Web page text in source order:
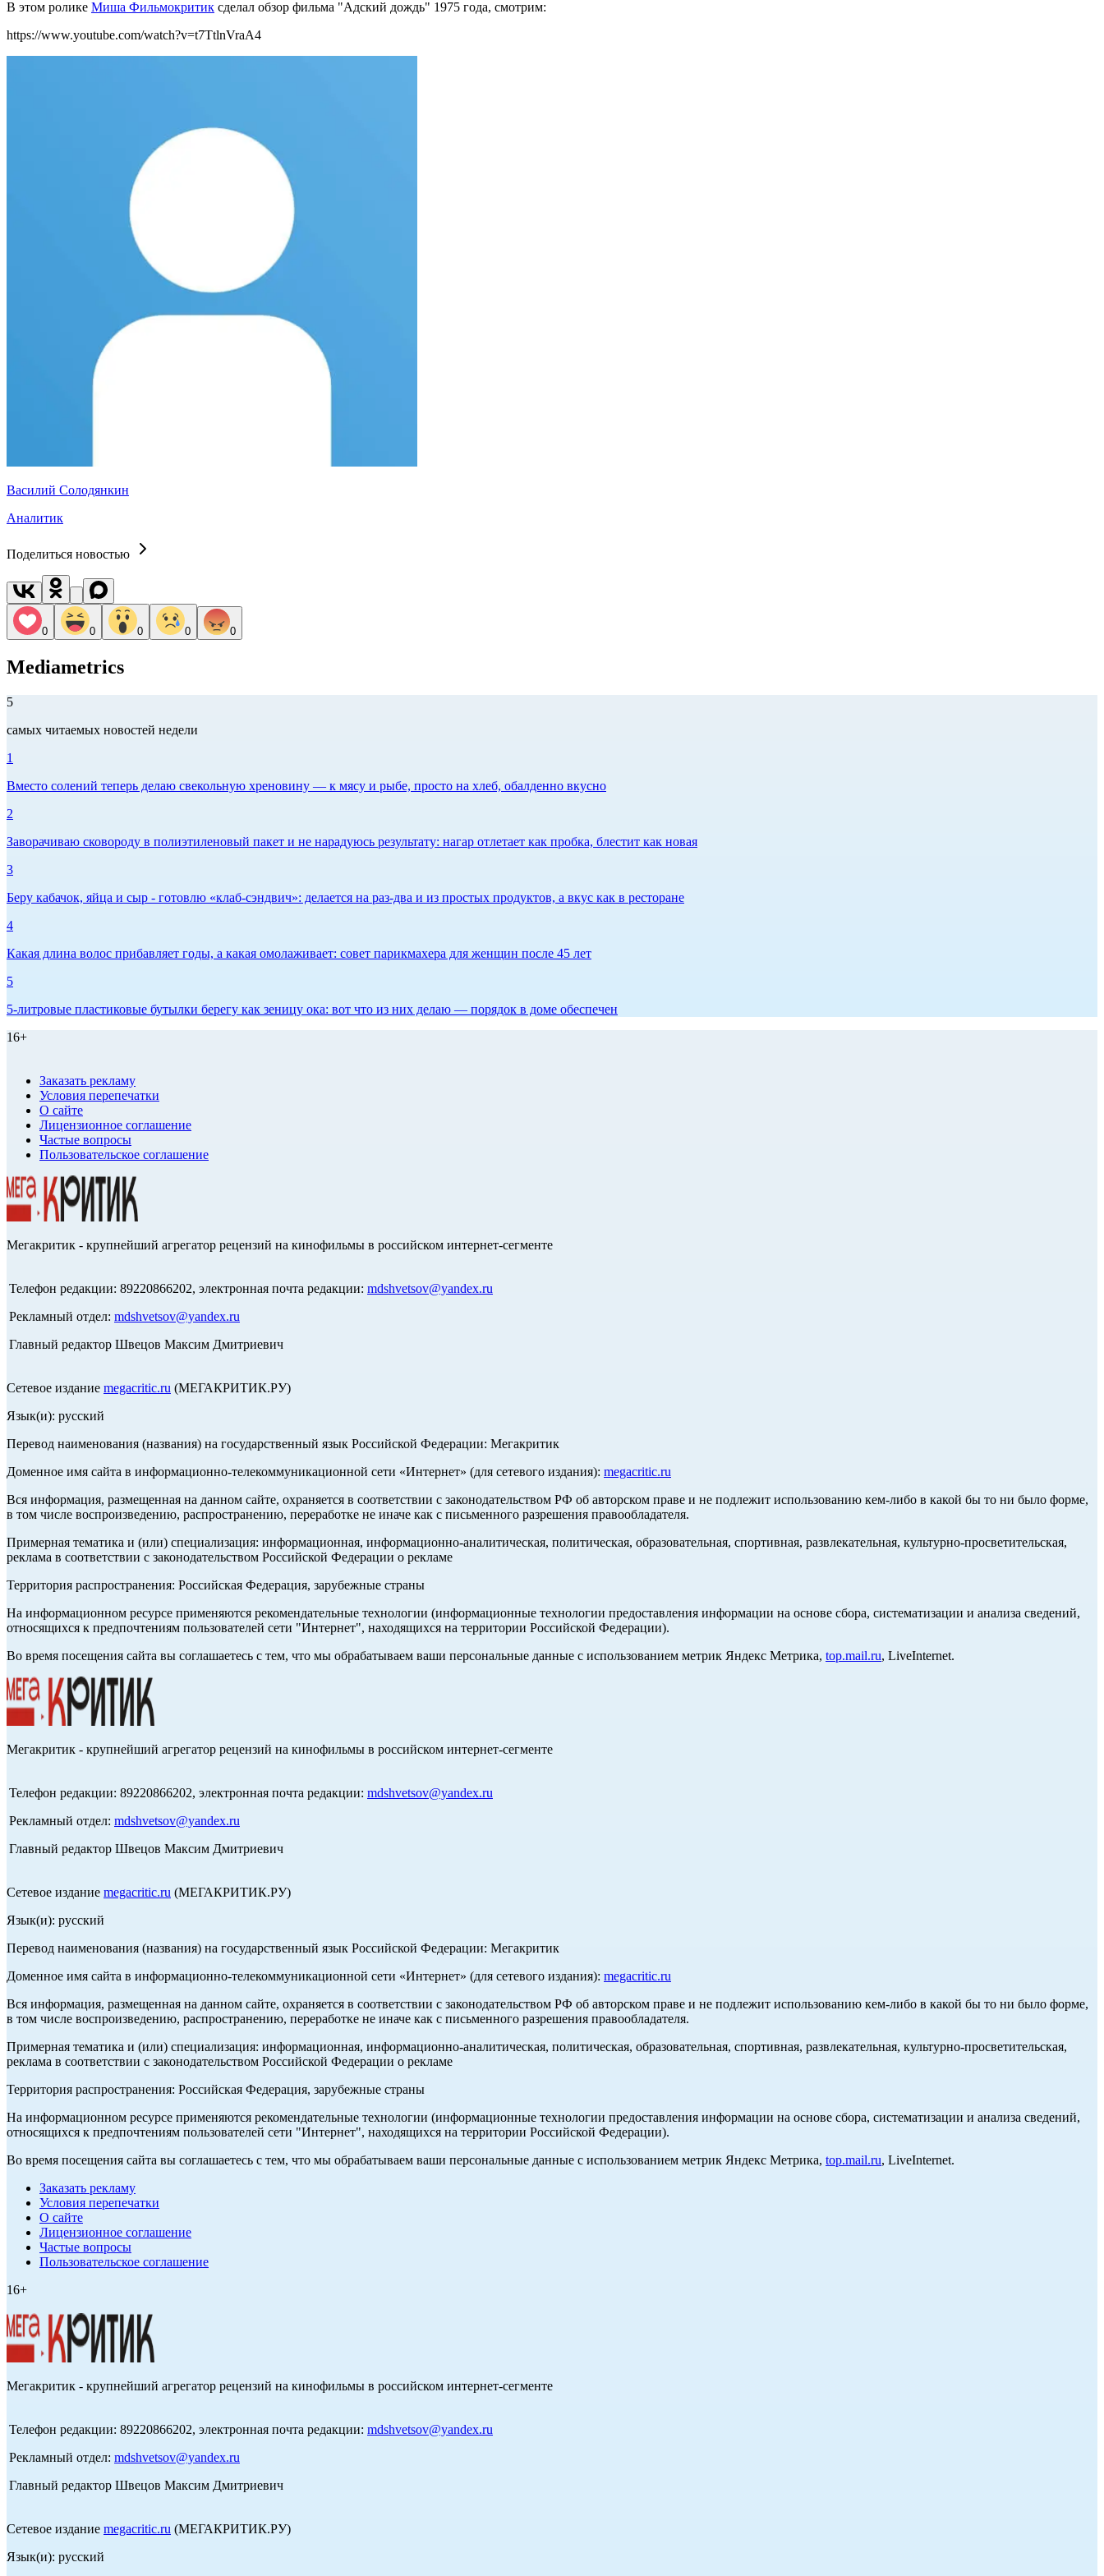
В этом ролике Миша Фильмокритик сделал обзор фильма "Адский дождь" 1975 года, смотрим:
https://www.youtube.com/watch?v=t7TtlnVraA4
Василий Солодянкин
Аналитик
Поделиться новостью
0 0 0 0 0
Mediametrics
5
самых читаемых новостей недели
1
Вместо солений теперь делаю свекольную хреновину — к мясу и рыбе, просто на хлеб, обалденно вкусно
2
Заворачиваю сковороду в полиэтиленовый пакет и не нарадуюсь результату: нагар отлетает как пробка, блестит как новая
3
Беру кабачок, яйца и сыр - готовлю «клаб-сэндвич»: делается на раз-два и из простых продуктов, а вкус как в ресторане
4
Какая длина волос прибавляет годы, а какая омолаживает: совет парикмахера для женщин после 45 лет
5
5-литровые пластиковые бутылки берегу как зеницу ока: вот что из них делаю — порядок в доме обеспечен
16+
Заказать рекламу
Условия перепечатки
О сайте
Лицензионное соглашение
Частые вопросы
Пользовательское соглашение
Мегакритик - крупнейший агрегатор рецензий на кинофильмы в российском интернет-сегменте
Телефон редакции: 89220866202, электронная почта редакции: mdshvetsov@yandex.ru
Рекламный отдел: mdshvetsov@yandex.ru
Главный редактор Швецов Максим Дмитриевич
Сетевое издание megacritic.ru (МЕГАКРИТИК.РУ)
Язык(и): русский
Перевод наименования (названия) на государственный язык Российской Федерации: Мегакритик
Доменное имя сайта в информационно-телекоммуникационной сети «Интернет» (для сетевого издания): megacritic.ru
Вся информация, размещенная на данном сайте, охраняется в соответствии с законодательством РФ об авторском праве и не подлежит использованию кем-либо в какой бы то ни было форме,
в том числе воспроизведению, распространению, переработке не иначе как с письменного разрешения правообладателя.
Примерная тематика и (или) специализация: информационная, информационно-аналитическая, политическая, образовательная, спортивная, развлекательная, культурно-просветительская,
реклама в соответствии с законодательством Российской Федерации о рекламе
Территория распространения: Российская Федерация, зарубежные страны
На информационном ресурсе применяются рекомендательные технологии (информационные технологии предоставления информации на основе сбора, систематизации и анализа сведений,
относящихся к предпочтениям пользователей сети "Интернет", находящихся на территории Российской Федерации).
Во время посещения сайта вы соглашаетесь с тем, что мы обрабатываем ваши персональные данные с использованием метрик Яндекс Метрика, top.mail.ru, LiveInternet.
Мегакритик - крупнейший агрегатор рецензий на кинофильмы в российском интернет-сегменте
Телефон редакции: 89220866202, электронная почта редакции: mdshvetsov@yandex.ru
Рекламный отдел: mdshvetsov@yandex.ru
Главный редактор Швецов Максим Дмитриевич
Сетевое издание megacritic.ru (МЕГАКРИТИК.РУ)
Язык(и): русский
Перевод наименования (названия) на государственный язык Российской Федерации: Мегакритик
Доменное имя сайта в информационно-телекоммуникационной сети «Интернет» (для сетевого издания): megacritic.ru
Вся информация, размещенная на данном сайте, охраняется в соответствии с законодательством РФ об авторском праве и не подлежит использованию кем-либо в какой бы то ни было форме,
в том числе воспроизведению, распространению, переработке не иначе как с письменного разрешения правообладателя.
Примерная тематика и (или) специализация: информационная, информационно-аналитическая, политическая, образовательная, спортивная, развлекательная, культурно-просветительская,
реклама в соответствии с законодательством Российской Федерации о рекламе
Территория распространения: Российская Федерация, зарубежные страны
На информационном ресурсе применяются рекомендательные технологии (информационные технологии предоставления информации на основе сбора, систематизации и анализа сведений,
относящихся к предпочтениям пользователей сети "Интернет", находящихся на территории Российской Федерации).
Во время посещения сайта вы соглашаетесь с тем, что мы обрабатываем ваши персональные данные с использованием метрик Яндекс Метрика, top.mail.ru, LiveInternet.
Заказать рекламу
Условия перепечатки
О сайте
Лицензионное соглашение
Частые вопросы
Пользовательское соглашение
16+
Мегакритик - крупнейший агрегатор рецензий на кинофильмы в российском интернет-сегменте
Телефон редакции: 89220866202, электронная почта редакции: mdshvetsov@yandex.ru
Рекламный отдел: mdshvetsov@yandex.ru
Главный редактор Швецов Максим Дмитриевич
Сетевое издание megacritic.ru (МЕГАКРИТИК.РУ)
Язык(и): русский